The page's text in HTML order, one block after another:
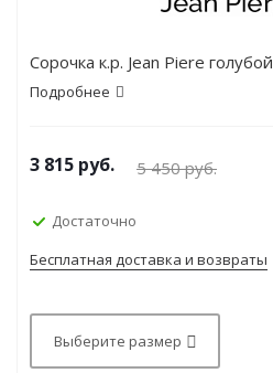
Сорочка к.р. Jean Piere голубой
Подробнее
5 450руб.
3 815 руб.
Достаточно
Бесплатная доставка и возвраты
Выберите размер